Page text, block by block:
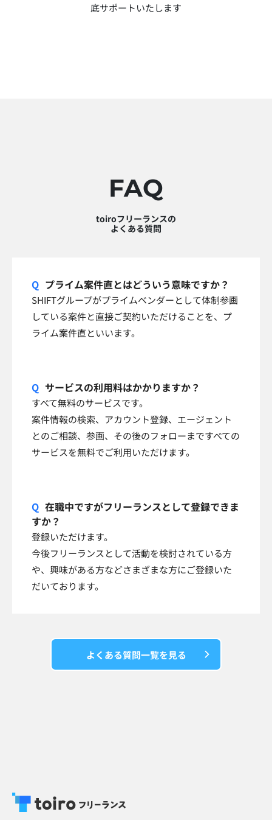
底サポートいたします​​
FAQ
toiroフリーランスの
よくある質問
プライム案件直とはどういう意味ですか？
SHIFTグループがプライムベンダーとして体制参画
している案件と直接ご契約いただけることを、プ
ライム案件直といいます。
サービスの利用料はかかりますか？
すべて無料のサービスです。
案件情報の検索、アカウント登録、エージェント
とのご相談、参画、その後のフォローまですべての
サービスを無料でご利用いただけます。
在職中ですがフリーランスとして登録できま
すか？
登録いただけます。
今後フリーランスとして活動を検討されている方
や、興味がある方などさまざまな方にご登録いた
だいております。
よくある質問一覧を見る